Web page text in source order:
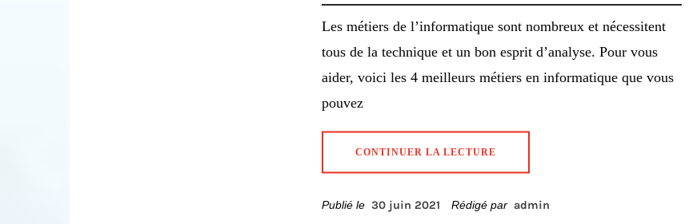
Les métiers de l’informatique sont nombreux et nécessitent
tous de la technique et un bon esprit d’analyse. Pour vous
aider, voici les 4 meilleurs métiers en informatique que vous
pouvez
CONTINUER LA LECTURE
Publié le 30 juin 2021 Rédigé par admin